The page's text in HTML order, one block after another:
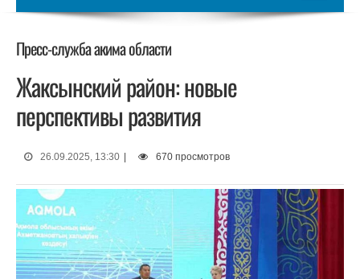
Пресс-служба акима области
Жаксынский район: новые
перспективы развития
26.09.2025, 13:30 670 просмотров